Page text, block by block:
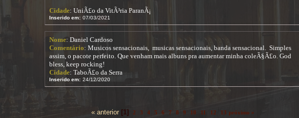
Cidade: UniÃ£o da VitÃ³ria ParanÃ¡
Inserido em: 07/03/2021
Nome: Daniel Cardoso
Comentário: Musicos sensacionais, musicas sensacionais, banda sensacional. Simples
assim, o pacote perfeito. Que venham mais albuns pra aumentar minha coleÃ§Ã£o. God
bless, keep rocking!
Cidade: TaboÃ£o da Serra
Inserido em: 24/12/2020
« anterior [1] 2 3 4 5 6 7 8 9 10 11 12 13 próximo »